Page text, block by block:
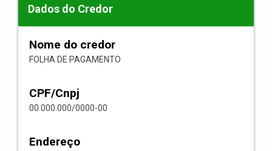
Dados do Credor
Nome do credor
FOLHA DE PAGAMENTO
CPF/Cnpj
00.000.000/0000-00
Endereço